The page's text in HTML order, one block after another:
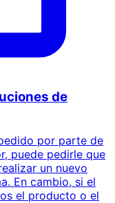
de
por parte de
puede pedirle que
un nuevo
En cambio, si el
el producto o el